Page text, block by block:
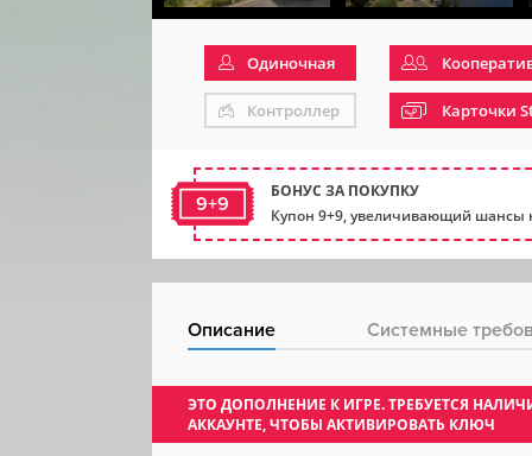
Одиночная
Контроллер Карточки
9+9
БОНУС ЗА ПОКУПКУ
Купон 9+9, увеличивающий шансы
Описание Системные
ЭТО ДОПОЛНЕНИЕ К ИГРЕ. ТРЕБУЕТСЯ
АККАУНТЕ, ЧТОБЫ АКТИВИРОВАТЬ КЛЮЧ